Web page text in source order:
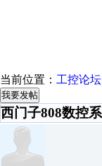
当前位置： 工控论坛
我要发帖
西门子808数控